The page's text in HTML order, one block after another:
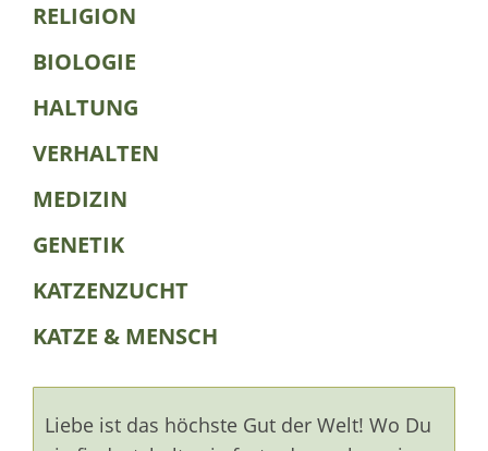
RELIGION
BIOLOGIE
HALTUNG
VERHALTEN
MEDIZIN
GENETIK
KATZENZUCHT
KATZE & MENSCH
Liebe ist das höchste Gut der Welt! Wo Du